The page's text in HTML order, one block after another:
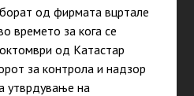
од фирмата вцртале
времето за кога се
од Катастар
за контрола и надзор
утврдување на